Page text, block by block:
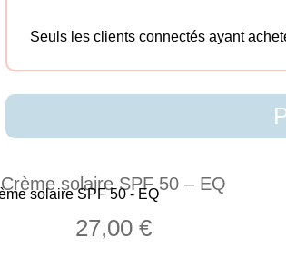
Seuls les clients connectés ayant
Crème solaire SPF 50 – EQ
27,00€